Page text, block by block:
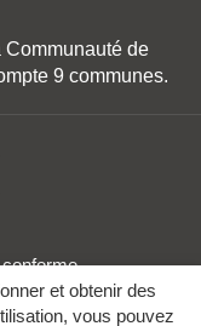
et obtenir des
vous pouvez
de
9 communes.